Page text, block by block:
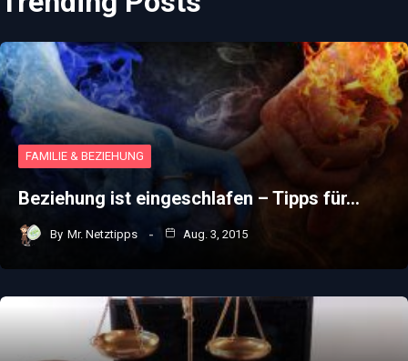
FAMILIE & BEZIEHUNG
Beziehung ist eingeschlafen – Tipps für…
By Mr. Netztipps Aug. 3, 2015